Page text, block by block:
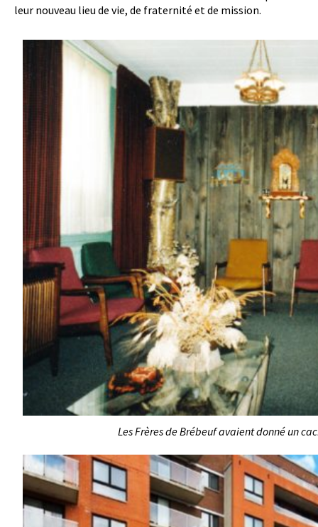
leur nouveau lieu de vie, de fraternité et de mission.
Les Frères de Brébeuf avaient donné un